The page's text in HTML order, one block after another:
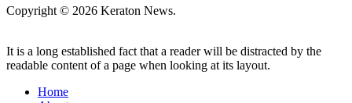
Copyright © 2026 Keraton News.
It is a long established fact that a reader will be distracted by the
readable content of a page when looking at its layout.
Home